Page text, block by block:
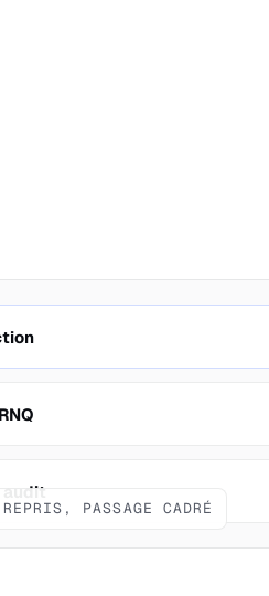
audit
PASSAGE CADRÉ